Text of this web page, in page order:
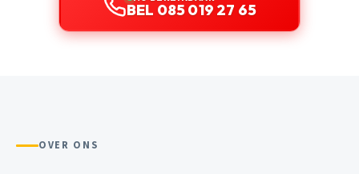
BEL 085 019 27 65
OVER ONS